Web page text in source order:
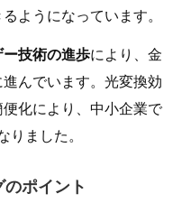
ようになっています。
技術の進歩により、金
んでいます。光変換効
化により、中小企業で
りました。
ポイント